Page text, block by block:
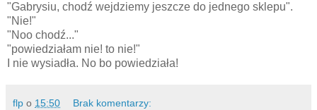
"Gabrysiu, chodź wejdziemy jeszcze do jednego sklepu".
"Nie!"
"Noo chodź..."
"powiedziałam nie! to nie!"
I nie wysiadła. No bo powiedziała!
flp o 15:50 Brak komentarzy: